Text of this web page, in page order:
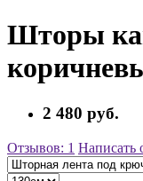
Шторы
2 480 руб.
Отзывов: 1 Написать